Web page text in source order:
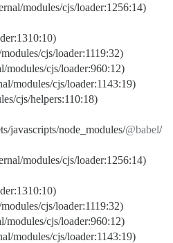
modules/cjs/loader:1256:14)
cjs/loader:1119:32)
modules/cjs/loader:960:12)
modules/cjs/loader:1143:19)
cjs/helpers:110:18)
javascripts/node_modules/@babel/
modules/cjs/loader:1256:14)
cjs/loader:1119:32)
modules/cjs/loader:960:12)
modules/cjs/loader:1143:19)